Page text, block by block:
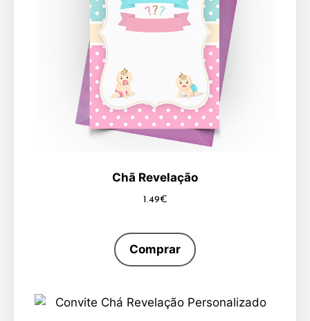
Chã Revelação
1.49€
Comprar